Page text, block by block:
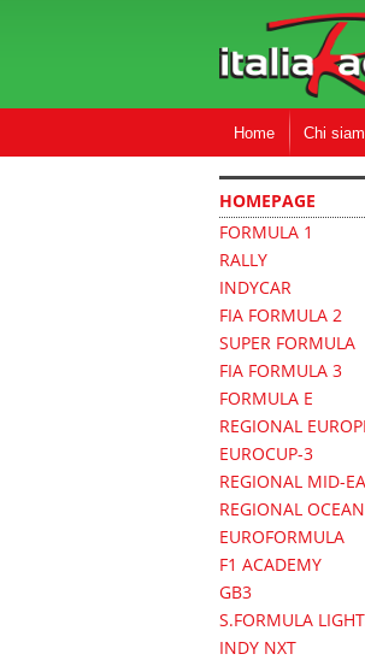
Home Chi
HOMEPAGE
FORMULA 1
RALLY
INDYCAR
FIA FORMULA 2
SUPER FORMULA
FIA FORMULA 3
FORMULA E
REGIONAL
EUROCUP-3
REGIONAL MID-
REGIONAL
EUROFORMULA
F1 ACADEMY
GB3
S.FORMULA
INDY NXT